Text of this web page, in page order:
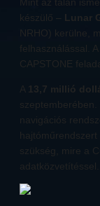
készülő – Lunar
NRHO) kerülne,
felhasználással.
CAPSTONE
A 13,7 millió
navigációs
szükség, mire a
adatközvetítéssel.